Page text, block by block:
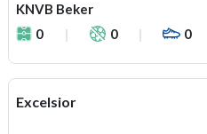
KNVB Beker
0
0 0
Excelsior